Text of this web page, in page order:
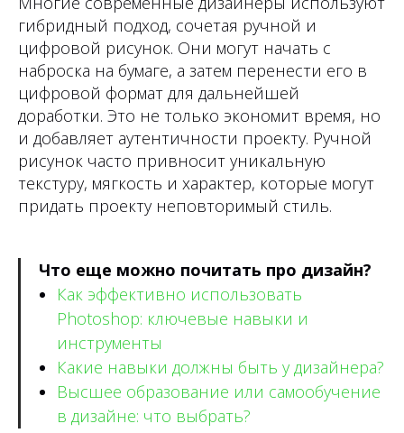
гибридный подход, сочетая ручной и
цифровой рисунок. Они могут начать с
наброска на бумаге, а затем перенести его в
цифровой формат для дальнейшей
доработки. Это не только экономит время, но
и добавляет аутентичности проекту. Ручной
рисунок часто привносит уникальную
текстуру, мягкость и характер, которые могут
придать проекту неповторимый стиль.
Что еще можно почитать про дизайн?
Как эффективно использовать
Photoshop: ключевые навыки и
инструменты
Какие навыки должны быть у дизайнера?
Высшее образование или самообучение
в дизайне: что выбрать?